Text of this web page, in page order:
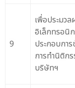
9
เพื่อประมว
อิเล็กทรอนิ
ประกอบกา
การทำนิติก
บริษัทฯ